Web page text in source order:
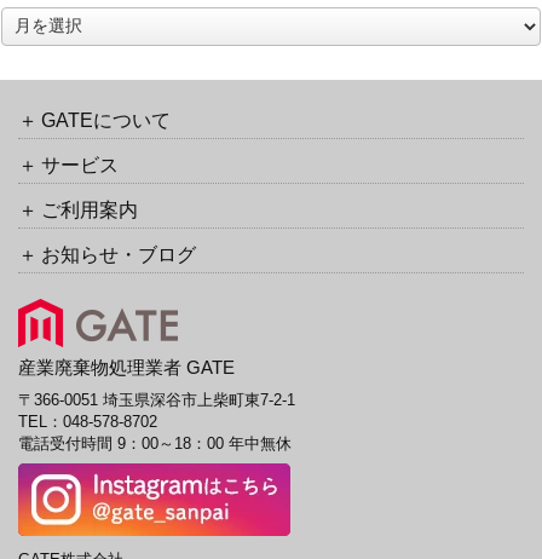
ッ
ク
ッ
URL
ア
ー
GATEについて
サービス
ご利用案内
お知らせ・ブログ
産業廃棄物処理業者 GATE
〒366-0051 埼玉県深谷市上柴町東7-2-1
TEL： 048-578-8702
電話受付時間 9：00～18：00 年中無休